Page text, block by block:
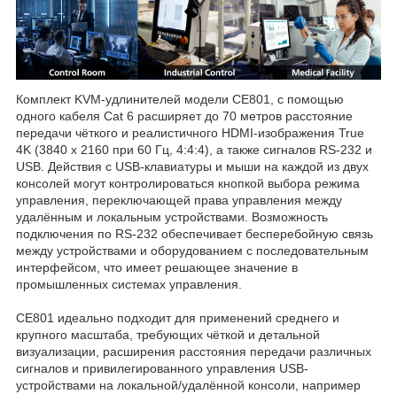
Комплект KVM-удлинителей модели CE801, с помощью
одного кабеля Cat 6 расширяет до 70 метров расстояние
передачи чёткого и реалистичного HDMI-изображения True
4K (3840 x 2160 при 60 Гц, 4:4:4), а также сигналов RS-232 и
USB. Действия с USB-клавиатуры и мыши на каждой из двух
консолей могут контролироваться кнопкой выбора режима
управления, переключающей права управления между
удалённым и локальным устройствами. Возможность
подключения по RS-232 обеспечивает бесперебойную связь
между устройствами и оборудованием с последовательным
интерфейсом, что имеет решающее значение в
промышленных системах управления.
CE801 идеально подходит для применений среднего и
крупного масштаба, требующих чёткой и детальной
визуализации, расширения расстояния передачи различных
сигналов и привилегированного управления USB-
устройствами на локальной/удалённой консоли, например